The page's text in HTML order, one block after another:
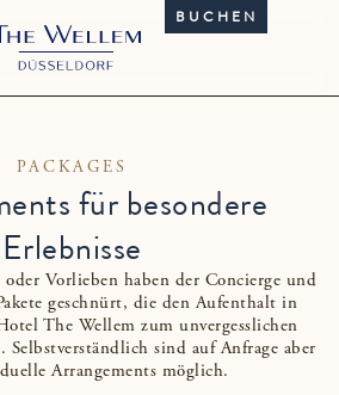
BUCHEN
PACKAGES
für besondere
Erlebnisse
Vorlieben haben der Concierge und
geschnürt, die den Aufenthalt in
The Wellem zum unvergesslichen
Selbstverständlich sind auf Anfrage aber
Arrangements möglich.